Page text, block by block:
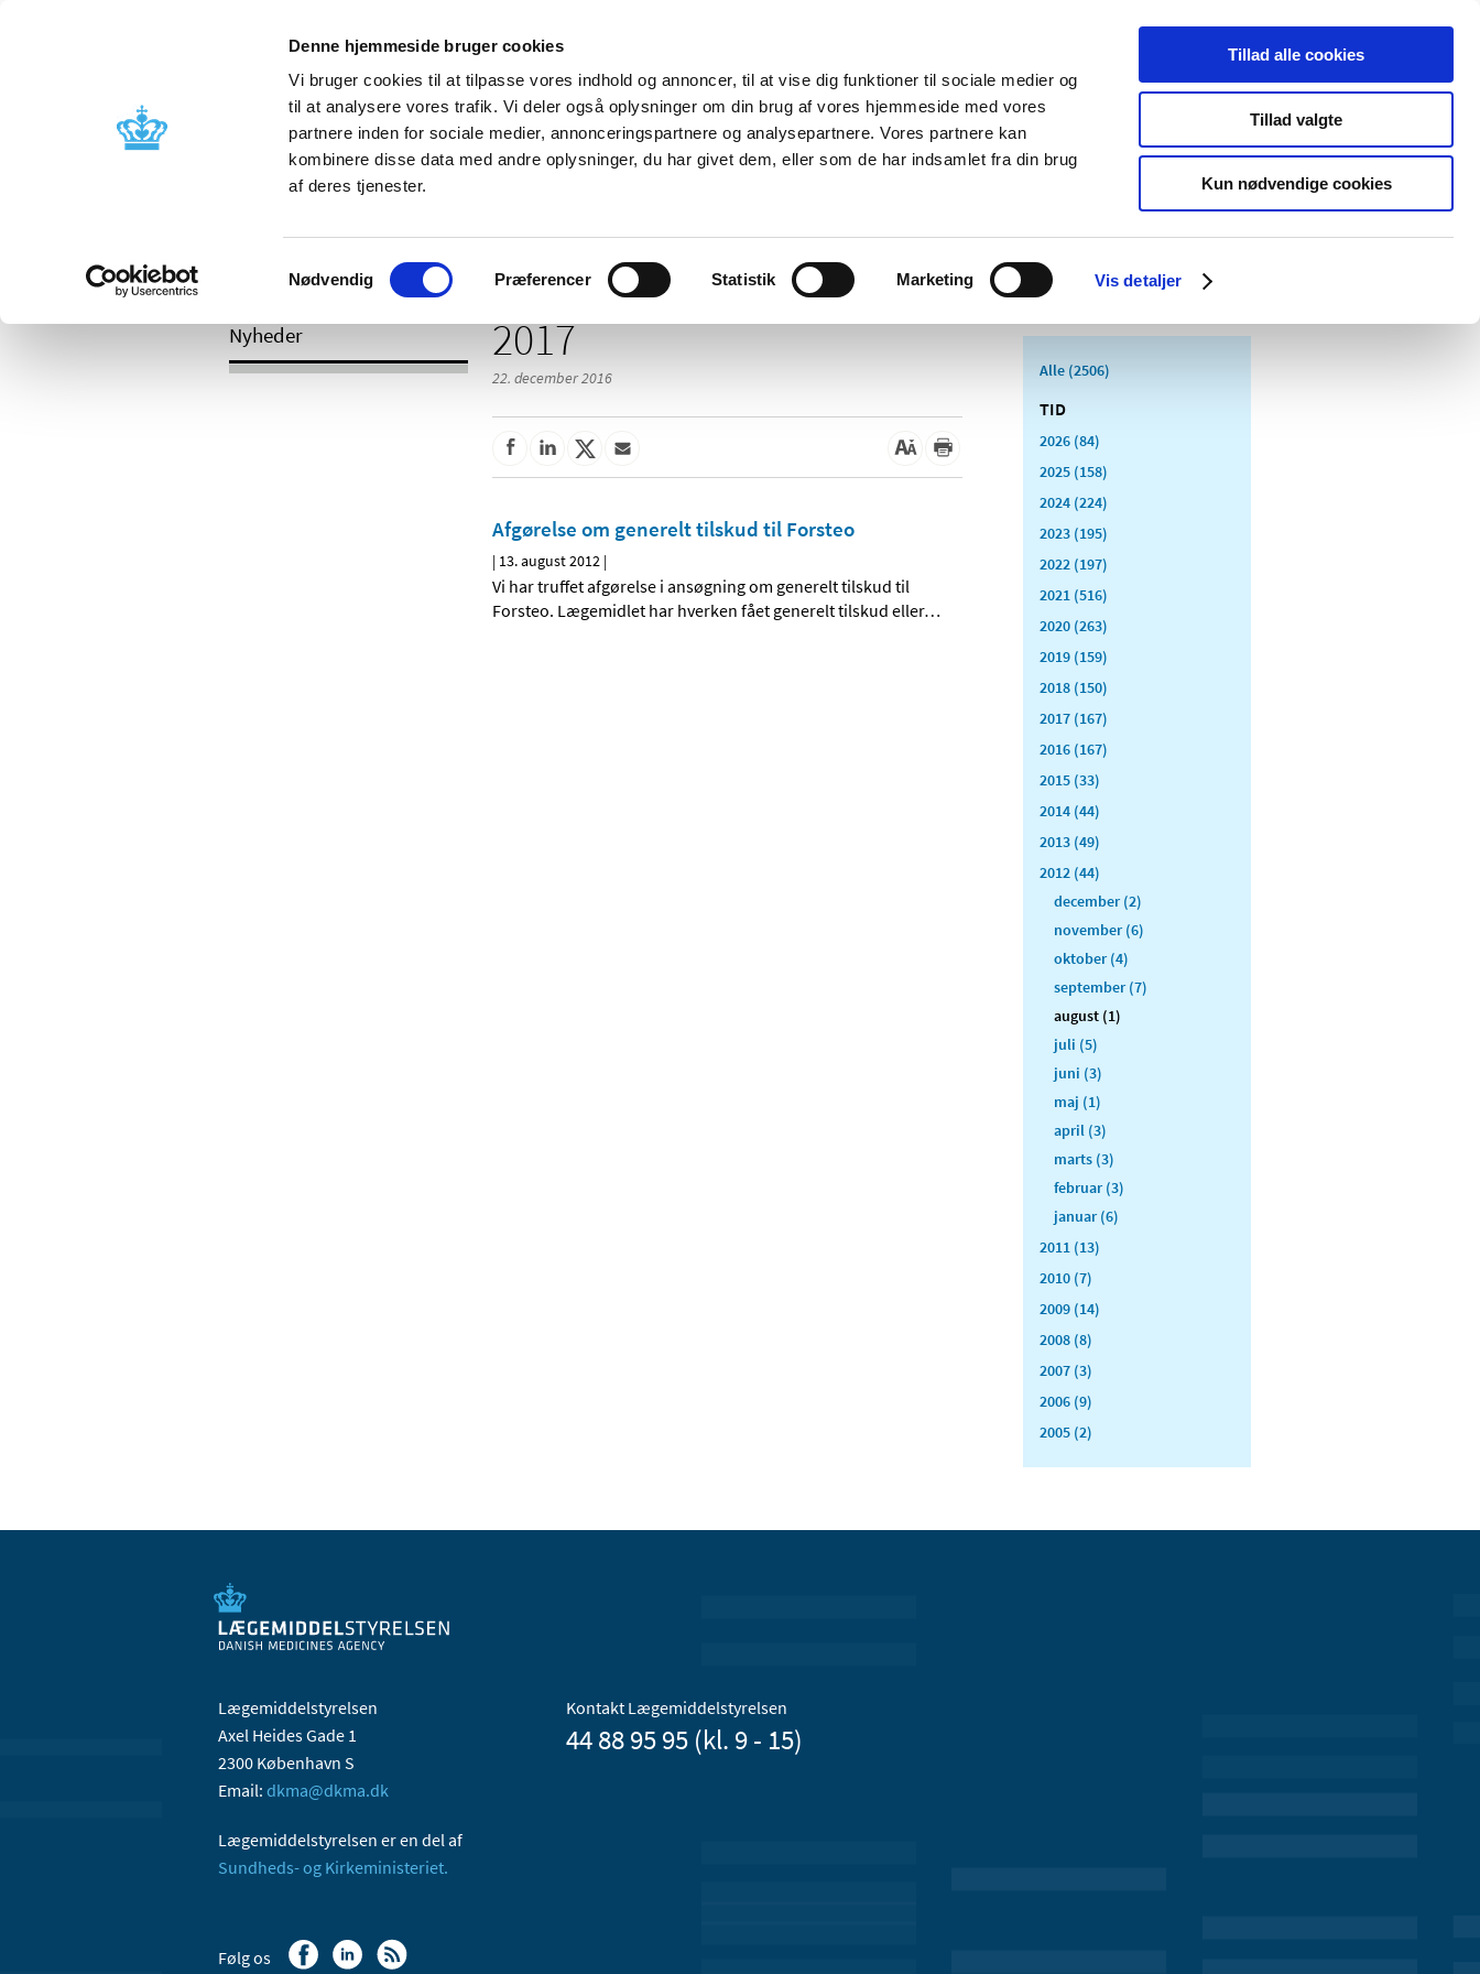
Denne hjemmeside bruger cookies
Vi bruger cookies til at tilpasse vores indhold og annoncer, til at vise dig funktioner til sociale medier og
til at analysere vores trafik. Vi deler også oplysninger om din brug af vores hjemmeside med vores
partnere inden for sociale medier, annonceringspartnere og analysepartnere. Vores partnere kan
kombinere disse data med andre oplysninger, du har givet dem, eller som de har indsamlet fra din brug
af deres tjenester.
Samtykkevalg
Nødvendig Præferencer Statistik Marketing Vis detaljer
Tillad alle cookies
Tillad valgte
Kun nødvendige cookies
Nyheder Om os Kontakt Udgivelser
Godkendelse og
Bivirkninger og
produktinformation
Tilskud og
Apoteker og salg af
Medicinsk
Særlige
produktområder
/ 2017
Nyheder 2017
22. december 2016
Afgørelse om generelt tilskud til Forsteo
| 13. august 2012 |
Vi har truffet afgørelse i ansøgning om generelt tilskud til
Forsteo. Lægemidlet har hverken fået generelt tilskud eller…
Alle (2506)
TID
2026 (84)
2025 (158)
2024 (224)
2023 (195)
2022 (197)
2021 (516)
2020 (263)
2019 (159)
2018 (150)
2017 (167)
2016 (167)
2015 (33)
2014 (44)
2013 (49)
2012 (44)
december (2)
november (6)
oktober (4)
september (7)
august (1)
juli (5)
juni (3)
maj (1)
april (3)
marts (3)
februar (3)
januar (6)
2011 (13)
2010 (7)
2009 (14)
2008 (8)
2007 (3)
2006 (9)
2005 (2)
Lægemiddelstyrelsen
Axel Heides Gade 1
2300 København S
Email: dkma@dkma.dk
Lægemiddelstyrelsen er en del af
Sundheds- og Kirkeministeriet.
Kontakt Lægemiddelstyrelsen
44 88 95 95 (kl. 9 - 15)
Følg os